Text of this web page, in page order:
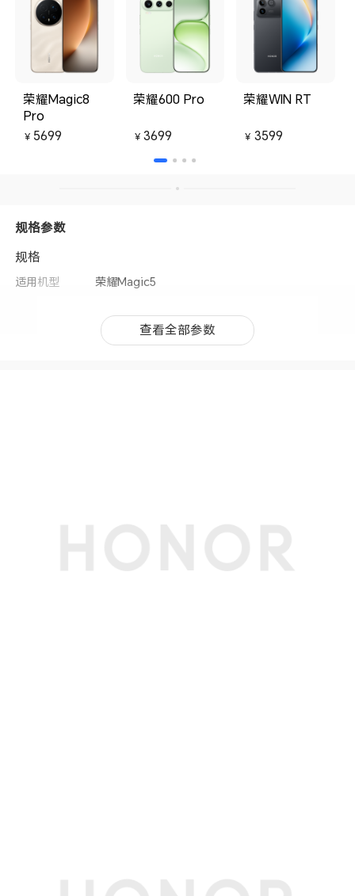
荣耀Magic8
Pro
￥ 5699
荣耀600 Pro
￥ 3699
荣耀WIN RT
￥ 3599
规格参数
规格
适用机型 荣耀Magic5
查看全部参数
查看全部参数